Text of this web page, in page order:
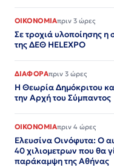
ΟΙΚΟΝΟΜΙΑπριν 3 ώρες
Σε τροχιά υλοποίησης
της ΔΕΘ HELEXPO
ΔΙΑΦΟΡΑπριν 3 ώρες
Η Θεωρία Δημόκριτου
την Αρχή του Σύμπαντος
ΟΙΚΟΝΟΜΙΑπριν 4 ώρες
Ελευσίνα Οινόφυτα: Ο
40 χιλιομετρων που θα
παράκαμψη της Αθήνας